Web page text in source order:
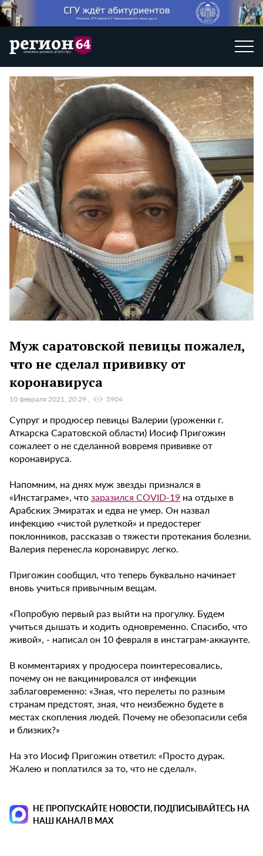
Муж саратовской певицы пожалел,
что не сделал прививку от
коронавируса
10 февраля 2021, 20:29 5904
Супруг и продюсер певицы Валерии (уроженки г.
Аткарска Саратовской области) Иосиф Пригожин
сожалеет о не сделанной вовремя прививке от
коронавируса.
Напомним, на днях муж звезды признался в
«Инстаграме», чтозаразился COVID-19 на отдыхе в
Арабских Эмиратах и едва не умер. Он назвал
инфекцию «чистой рулеткой» и предостерег
поклонников, рассказав о тяжести протекания болезни.
Валерия перенесла коронавирус легко.
Пригожин сообщил, что теперь буквально начинает
вновь учиться привычным вещам.
«Попробую первый раз выйти на прогулку. Будем
учиться дышать и ходить одновременно. Спасибо, что
живой», - написал он 10 февраля в инстаграм-аккаунте.
В комментариях у продюсера поинтересовались,
почему он не вакцинировался от инфекции
заблаговременно: «Зная, что перелеты по разным
странам предстоят, зная, что неизбежно будете в
местах скопления людей. Почему не обезопасили себя
и близких?»
На это Иосиф Пригожин ответил: «Просто дурак.
Жалею и поплатился за то, что не сделал».
НЕ ПРОПУСКАЙТЕ НОВОСТИ, ПОДПИСЫВАЙТЕСЬ НА
НАШ КАНАЛ В MAX